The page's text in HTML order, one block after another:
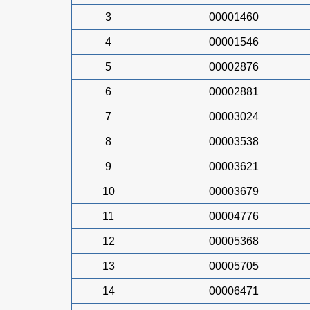
3 00001460
4 00001546
5 00002876
6 00002881
7 00003024
8 00003538
9 00003621
10 00003679
11 00004776
12 00005368
13 00005705
14 00006471